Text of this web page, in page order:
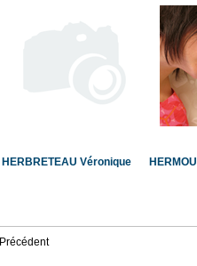
HERBRETEAU Véronique
Précédent